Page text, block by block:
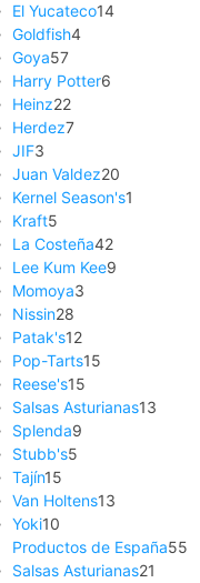
El Yucateco14
Goldfish4
Goya57
Harry Potter6
Heinz22
Herdez7
JIF3
Juan Valdez20
Kernel Season's1
Kraft5
La Costeña42
Lee Kum Kee9
Momoya3
Nissin28
Patak's12
Pop-Tarts15
Reese's15
Salsas Asturianas13
Splenda9
Stubb's5
Tajín15
Van Holtens13
Yoki10
Productos de España55
Salsas Asturianas21